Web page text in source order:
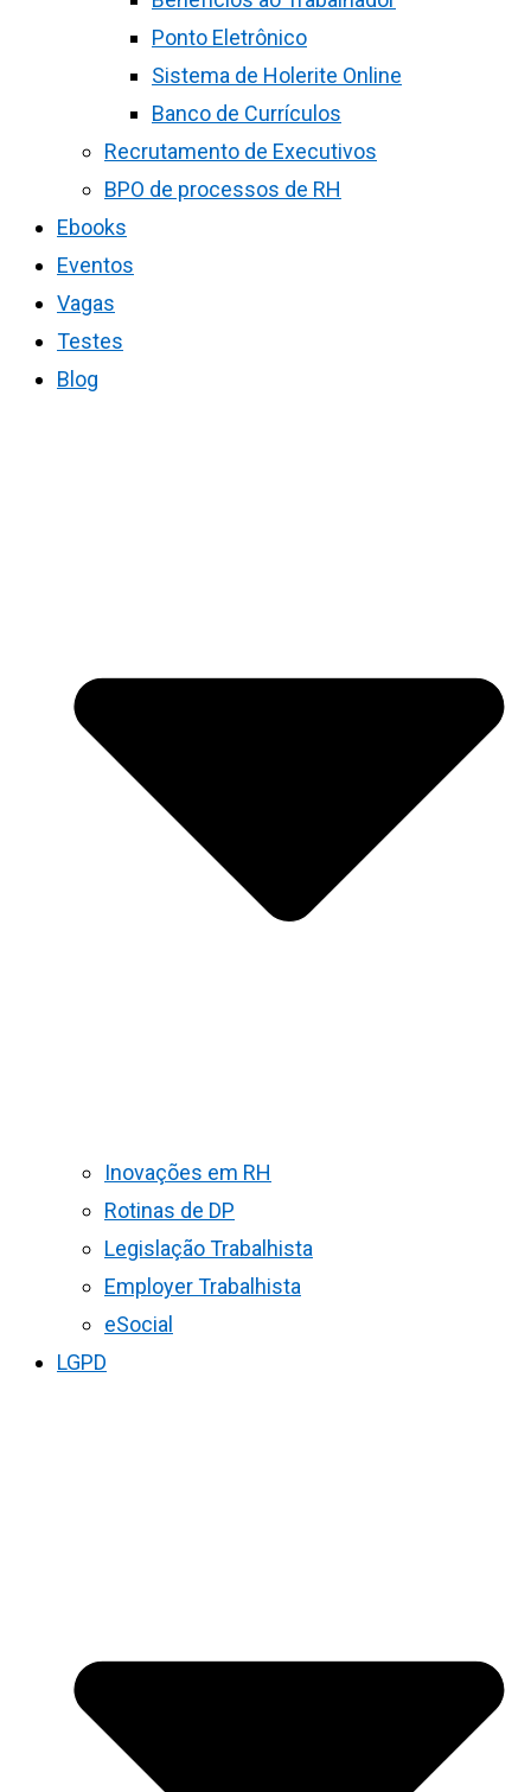
Ponto Eletrônico
Sistema de Holerite Online
Banco de Currículos
Recrutamento de Executivos
BPO de processos de RH
Ebooks
Eventos
Vagas
Testes
Blog
Inovações em RH
Rotinas de DP
Legislação Trabalhista
Employer Trabalhista
eSocial
LGPD